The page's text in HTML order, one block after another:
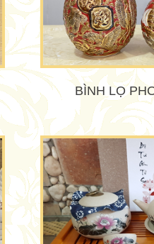
BÌNH LỌ